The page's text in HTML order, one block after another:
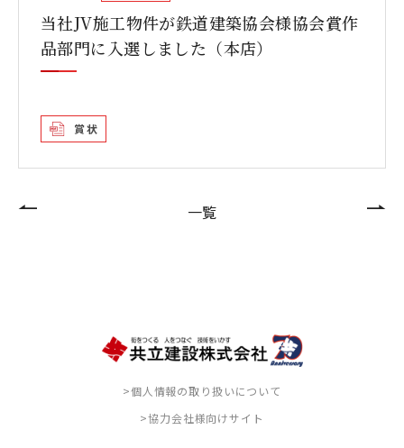
当社JV施工物件が鉄道建築協会様協会賞作
品部門に入選しました（本店）
賞状
一覧
>個人情報の取り扱いについて
>協力会社様向けサイト